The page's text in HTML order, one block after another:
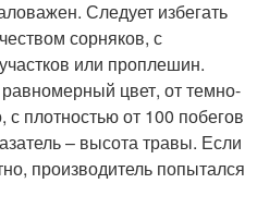
Следует избегать
сорняков, с
или проплешин.
цвет, от темно-
с плотностью от 100 побегов
– высота травы. Если
производитель попытался